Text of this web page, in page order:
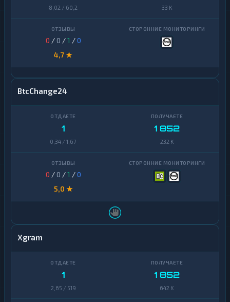
8,02 / 60,2 33 K
0 / 0 /1 /0
4,7 ★
BtcChange24
1
0,34 / 1,67
1 852
232 K
0 / 0 /1 /0
5,0 ★
Xgram
1
2,65 / 519
1 852
642 K